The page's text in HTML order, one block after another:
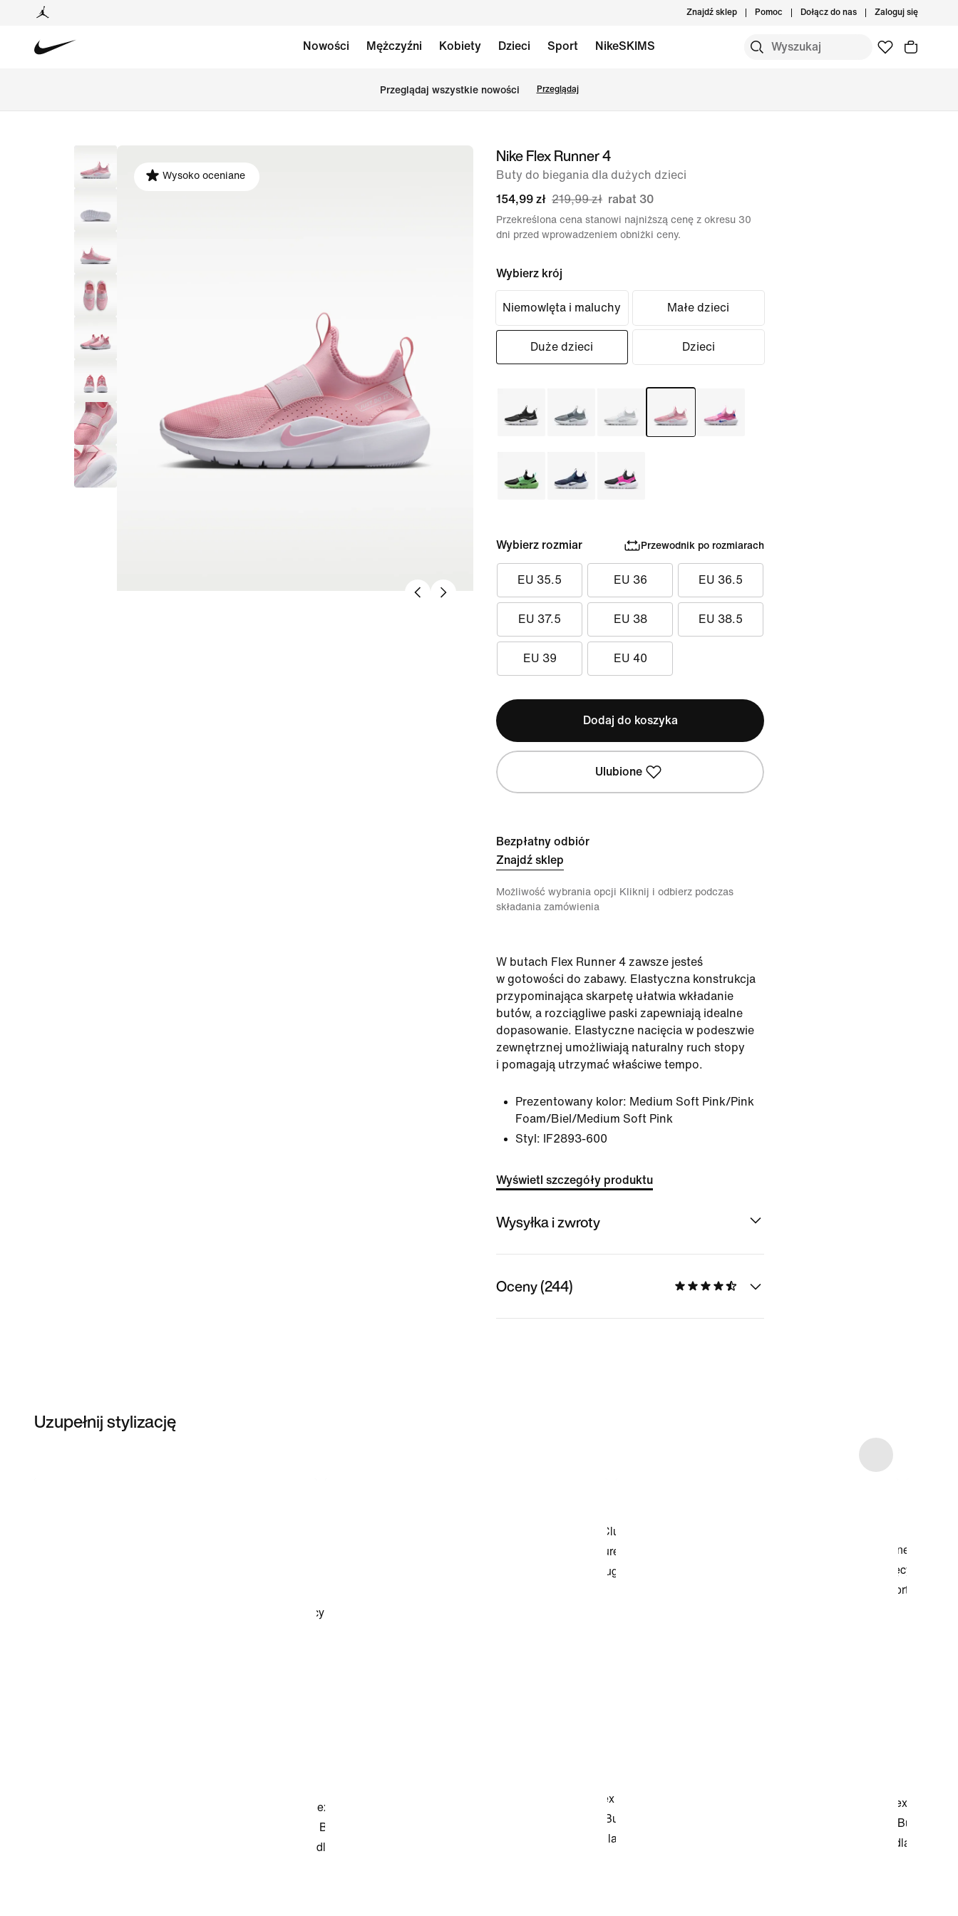
Znajdź sklep Pomoc Dołącz do nas Zaloguj się
Nowości Mężczyźni Kobiety Dzieci Sport NikeSKIMS
Przeglądaj wszystkie nowości Przeglądaj
obraz
Wysoko oceniane
Nike Flex Runner 4
Buty do biegania dla dużych dzieci
154,99 zł 219,99 zł rabat 30
Przekreślona cena stanowi najniższą cenę z okresu 30
dni przed wprowadzeniem obniżki ceny.
Wybierz krój
Niemowlęta i maluchy Małe dzieci
Duże dzieci Dzieci
Wybierz rozmiar Przewodnik po rozmiarach
EU 35.5 EU 36 EU 36.5
EU 37.5 EU 38 EU 38.5
EU 39 EU 40
Dodaj do koszyka
Ulubione
Bezpłatny odbiór
Znajdź sklep
Możliwość wybrania opcji Kliknij i odbierz podczas
składania zamówienia
W butach Flex Runner 4 zawsze jesteś
w gotowości do zabawy. Elastyczna konstrukcja
przypominająca skarpetę ułatwia wkładanie
butów, a rozciągliwe paski zapewniają idealne
dopasowanie. Elastyczne nacięcia w podeszwie
zewnętrznej umożliwiają naturalny ruch stopy
i pomagają utrzymać właściwe tempo.
Prezentowany kolor: Medium Soft Pink/Pink
Foam/Biel/Medium Soft Pink
Styl:
IF2893-600
Wyświetl szczegóły produktu
Wysyłka i zwroty
Oceny (244)
Uzupełnij stylizację